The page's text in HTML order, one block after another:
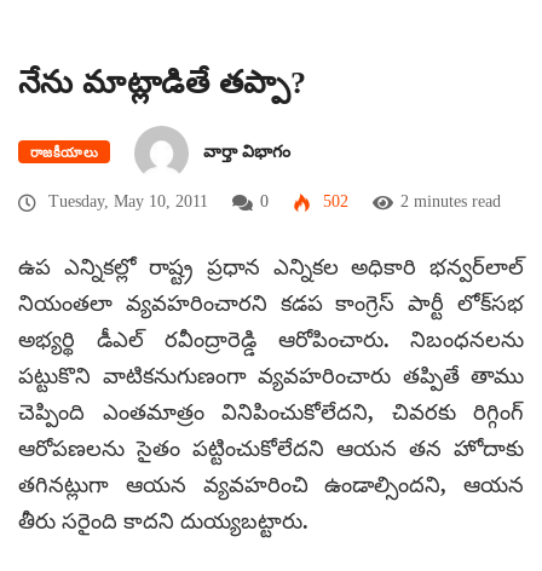
నేను మాట్లాడితే తప్పా?
రాజకీయాలు వార్తా విభాగం
Tuesday, May 10, 2011 0 502 2 minutes read
ఉప ఎన్నికల్లో రాష్ట్ర ప్రధాన ఎన్నికల అధికారి భన్వర్‌లాల్
నియంతలా వ్యవహరించారని కడప కాంగ్రెస్ పార్టీ లోక్‌సభ
అభ్యర్థి డీఎల్ రవీంద్రారెడ్డి ఆరోపించారు. నిబంధనలను
పట్టుకొని వాటికనుగుణంగా వ్యవహరించారు తప్పితే తాము
చెప్పింది ఎంతమాత్రం వినిపించుకోలేదని, చివరకు రిగ్గింగ్
ఆరోపణలను సైతం పట్టించుకోలేదని ఆయన తన హోదాకు
తగినట్లుగా ఆయన వ్యవహరించి ఉండాల్సిందని, ఆయన
తీరు సరైంది కాదని దుయ్యబట్టారు.